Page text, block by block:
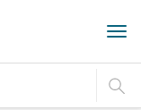
IR